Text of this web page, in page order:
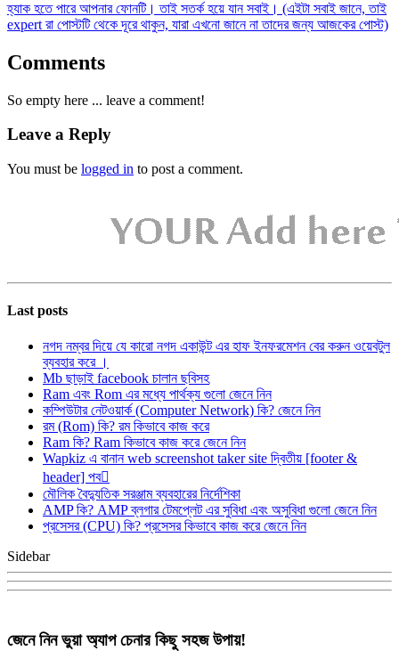
হ্যাক হতে পারে আপনার ফোনটি। তাই সতর্ক হয়ে যান সবাই। (এইটা সবাই জানে, তাই
expert রা পোস্টটি থেকে দূরে থাকুন, যারা এখনো জানে না তাদের জন্য আজকের পোস্ট)
Comments
So empty here ... leave a comment!
Leave a Reply
You must be logged in to post a comment.
Last posts
নগদ নম্বর দিয়ে যে কারো নগদ একাউন্ট এর হাফ ইনফরমেশন বের করুন ওয়েবটুল
ব্যবহার করে ।
Mb ছাড়াই facebook চালান ছবিসহ
Ram এবং Rom এর মধ্যে পার্থক্য গুলো জেনে নিন
কম্পিউটার নেটওয়ার্ক (Computer Network) কি? জেনে নিন
রম (Rom) কি? রম কিভাবে কাজ করে
Ram কি? Ram কিভাবে কাজ করে জেনে নিন
Wapkiz এ বানান web screenshot taker site দ্বিতীয় [footer &
header] পব
মৌলিক বৈদ্যুতিক সরঞ্জাম ব্যবহারের নির্দেশিকা
AMP কি? AMP ব্লগার টেমপ্লেট এর সুবিধা এবং অসুবিধা গুলো জেনে নিন
প্রসেসর (CPU) কি? প্রসেসর কিভাবে কাজ করে জেনে নিন
Sidebar
জেনে নিন ভুয়া অ্যাপ চেনার কিছু সহজ উপায়!